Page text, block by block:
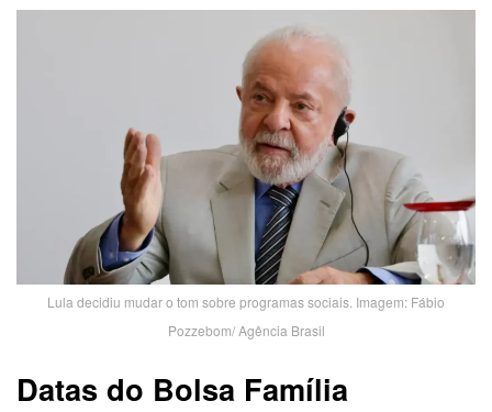
Lula decidiu mudar o tom sobre programas sociais. Imagem: Fábio
Pozzebom/ Agência Brasil
Datas do Bolsa Família